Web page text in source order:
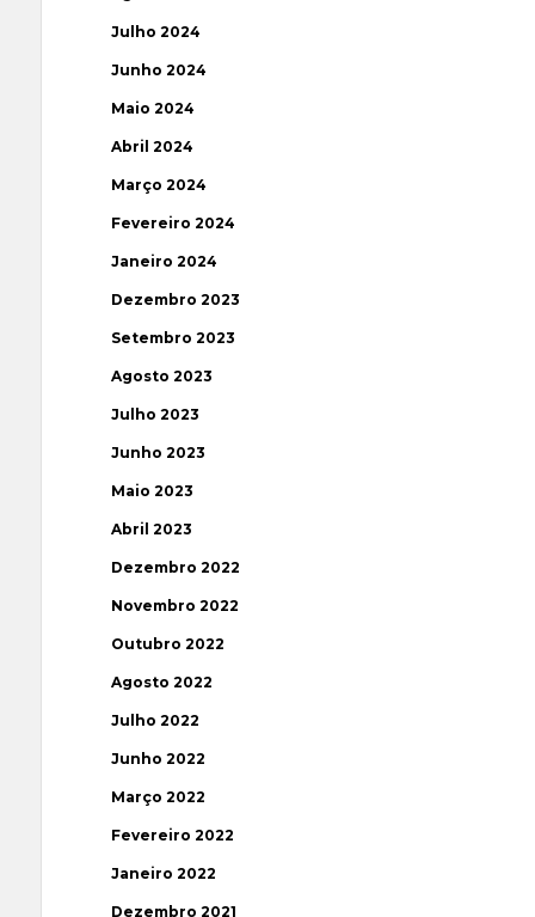
Julho 2024
Junho 2024
Maio 2024
Abril 2024
Março 2024
Fevereiro 2024
Janeiro 2024
Dezembro 2023
Setembro 2023
Agosto 2023
Julho 2023
Junho 2023
Maio 2023
Abril 2023
Dezembro 2022
Novembro 2022
Outubro 2022
Agosto 2022
Julho 2022
Junho 2022
Março 2022
Fevereiro 2022
Janeiro 2022
Dezembro 2021